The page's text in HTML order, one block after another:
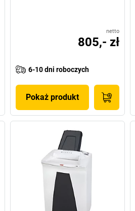
netto
805,- zł
6-10 dni roboczych
Pokaż produkt